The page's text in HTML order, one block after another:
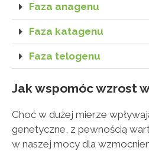
Faza anagenu
Faza katagenu
Faza telogenu
Jak wspomóc wzrost
Choć w dużej mierze
genetyczne, z pewnością
w naszej mocy dla